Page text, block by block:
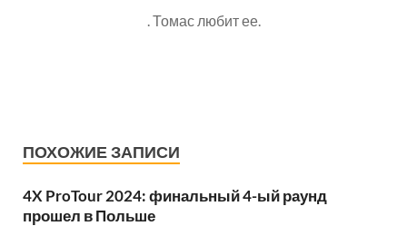
. Томас любит ее.
ПОХОЖИЕ ЗАПИСИ
4X ProTour 2024: финальный 4-ый раунд
прошел в Польше